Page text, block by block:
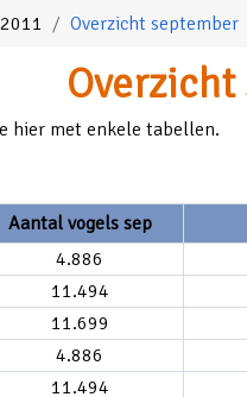
Overzicht september
hier met enkele tabellen.
Aantal vogels sep
4.886
11.494
11.699
4.886
11.494